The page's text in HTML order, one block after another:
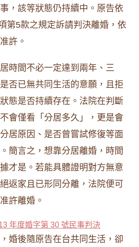
，該等狀態仍持續中。原告依
第5款之規定訴請判決離婚，依
許。
時間不必一定達到兩年、三
否已無共同生活的意願，且拒
態是否持續存在。法院在判斷
會僅看「分居多久」，更是會
居原因、是否曾嘗試修復等面
簡言之，想靠分居離婚，時間
才是。若能具體證明對方無意
返家且已形同分離，法院便可
許離婚。
年度婚字第 30 號民事判決
婚後隨原告在台共同生活，卻